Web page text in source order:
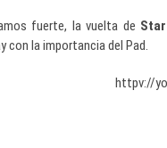
fuerte, la vuelta de
con la importancia del Pad.
httpv://